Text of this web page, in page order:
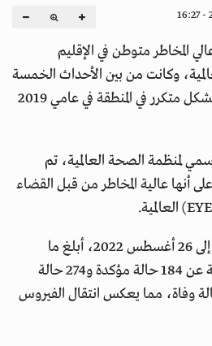
المخاطر متوطن في الإقليم
وكانت من بين الأحداث الخمسة
الأولى التي تم الإبلاغ عنها بشكل متكرر في المنطقة في عامي 2019
لمنظمة الصحة العالمية، تم
على أنها عالية المخاطر من قبل القضاء
وفي الفترة من 1 يناير 2021 إلى 26 أغسطس 2022، أبلغ ما
مجموعه 12 دولة في المنطقة عن 184 حالة مؤكدة و274 حالة
بما في ذلك 21 حالة وفاة، مما يعكس انتقال الفيروس